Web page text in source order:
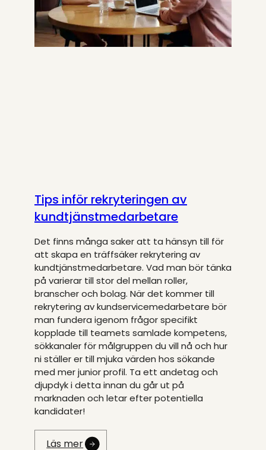
Tips inför rekryteringen av
kundtjänstmedarbetare
Det finns många saker att ta hänsyn till för
att skapa en träffsäker rekrytering av
kundtjänstmedarbetare. Vad man bör tänka
på varierar till stor del mellan roller,
branscher och bolag. När det kommer till
rekrytering av kundservicemedarbetare bör
man fundera igenom frågor specifikt
kopplade till teamets samlade kompetens,
sökkanaler för målgruppen du vill nå och hur
ni ställer er till mjuka värden hos sökande
med mer junior profil. Ta ett andetag och
djupdyk i detta innan du går ut på
marknaden och letar efter potentiella
kandidater!
Läs mer